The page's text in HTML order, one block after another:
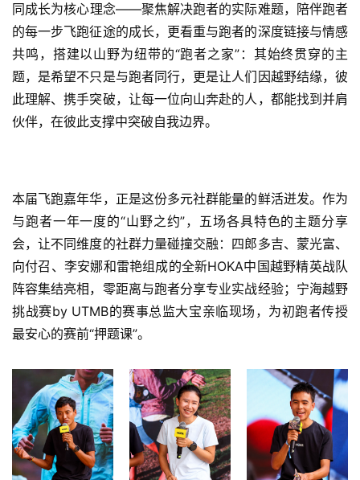
赛
观
察
装
备
练
视
频
同成长为核心理念——聚焦解决跑者的实际难题，陪伴跑者
的每一步飞跑征途的成长，更看重与跑者的深度链接与情感
共鸣，搭建以山野为纽带的“跑者之家”：其始终贯穿的主
题，是希望不只是与跑者同行，更是让人们因越野结缘，彼
此理解、携手突破，让每一位向山奔赴的人，都能找到并肩
伙伴，在彼此支撑中突破自我边界。
本届飞跑嘉年华，正是这份多元社群能量的鲜活迸发。作为
与跑者一年一度的“山野之约”，五场各具特色的主题分享
会，让不同维度的社群力量碰撞交融：四郎多吉、蒙光富、
向付召、李安娜和雷艳组成的全新HOKA中国越野精英战队
阵容集结亮相，零距离与跑者分享专业实战经验；宁海越野
挑战赛by UTMB的赛事总监大宝亲临现场，为初跑者传授
最安心的赛前“押题课”。